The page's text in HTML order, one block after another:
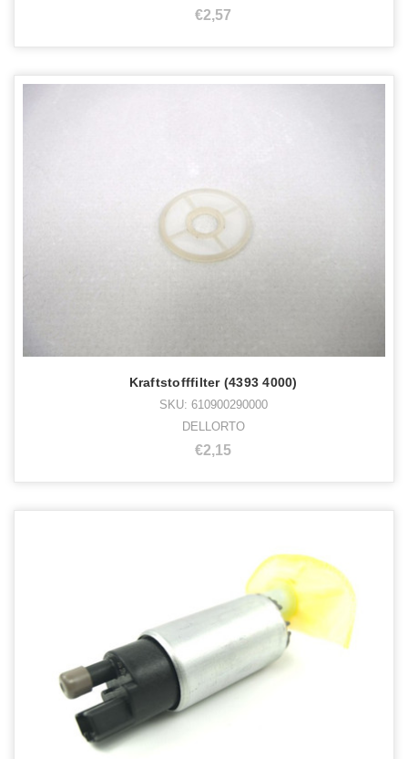
€2,57
Kraftstofffilter (4393 4000)
SKU: 610900290000
DELLORTO
€2,15